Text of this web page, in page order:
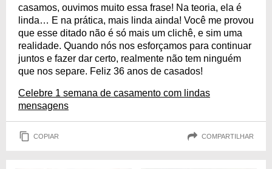
casamos, ouvimos muito essa frase! Na teoria, ela é
linda… E na prática, mais linda ainda! Você me provou
que esse ditado não é só mais um clichê, e sim uma
realidade. Quando nós nos esforçamos para continuar
juntos e fazer dar certo, realmente não tem ninguém
que nos separe. Feliz 36 anos de casados!
Celebre 1 semana de casamento com lindas
mensagens
COPIAR COMPARTILHAR